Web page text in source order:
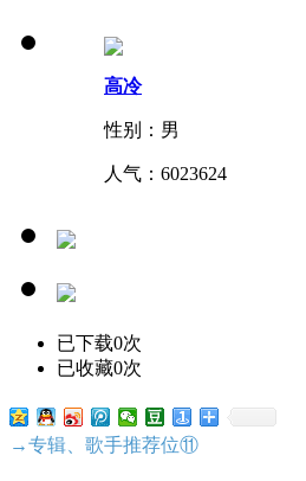
高冷
性别：男
人气： 6023624
已下载0次
已收藏0次
→专辑、歌手推荐位⑪